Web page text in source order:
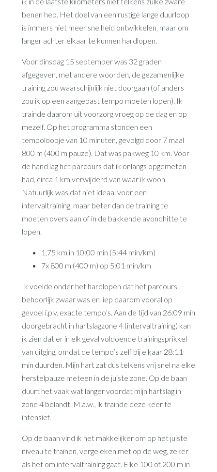
benen heb. Het doel van een rustige lange duurloop
is immers niet meer snelheid ontwikkelen, maar om
langer achter elkaar te kunnen hardlopen.
Voor dinsdag 15 september was 32 graden
afgegeven, met andere woorden, de gezamenlijke
training zou waarschijnlijk niet doorgaan (of anders
zou ik op een aangepast tempo moeten lopen). Ik
trainde daarom uit voorzorg vroeg op de dag en op
mezelf. Op het programma stonden een
tempoloopje van 10 minuten, gevolgd door 7 maal
800 m (400 m pauze). Dat was pakweg 10 km. Voor
de hand lag het parcours dat ik onlangs opgemeten
had, circa 1 km verwijderd van waar ik woon.
Natuurlijk was dat niet ideaal voor een
intervaltraining, maar beter dan de training te
moeten overslaan of in de bakkende avondhitte te
lopen.
1,75 km in 10:00 min (5:44 min/km)
7x 800 m (400 m) op 5:01 min/km
Ik voelde onder het hardlopen dat het parcours
behoorlijk zwaar was en liep daarom vooral op
gevoel i.p.v. exacte tempo’s. Aan de tijd van 26:09 min
doorgebracht in hartslagzone 4 (intervaltraining) kan
ik zien dat er in elk geval voldoende trainingsprikkel
van uitging, omdat de tempo’s zelf bij elkaar 28:11
min duurden. Mijn hart zat dus telkens vrij snel na elke
herstelpauze meteen in de juiste zone. Op de baan
duurt het vaak wat langer voordat mijn hartslag in
zone 4 belandt. M.a.w., ik trainde deze keer te
intensief.
Op de baan vind ik het makkelijker om op het juiste
niveau te trainen, vergeleken met op de weg, zeker
als het om intervaltraining gaat. Elke 100 of 200 m in